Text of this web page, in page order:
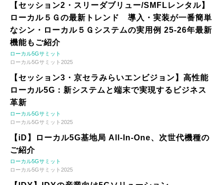
【セッション2・スリーダブリュー/SMFLレンタル】
ローカル５Ｇの最新トレンド 導入・実装が一番簡単
なシン・ローカル５Ｇシステムの実用例 25-26年最新
機能もご紹介
ローカル5Gサミット
ローカル5Gサミット2025
【セッション3・京セラみらいエンビジョン】高性能
ローカル5G：新システムと端末で実現するビジネス
革新
ローカル5Gサミット
ローカル5Gサミット2025
【iD】ローカル5G基地局 All-In-One、次世代機種の
ご紹介
ローカル5Gサミット
ローカル5Gサミット2025